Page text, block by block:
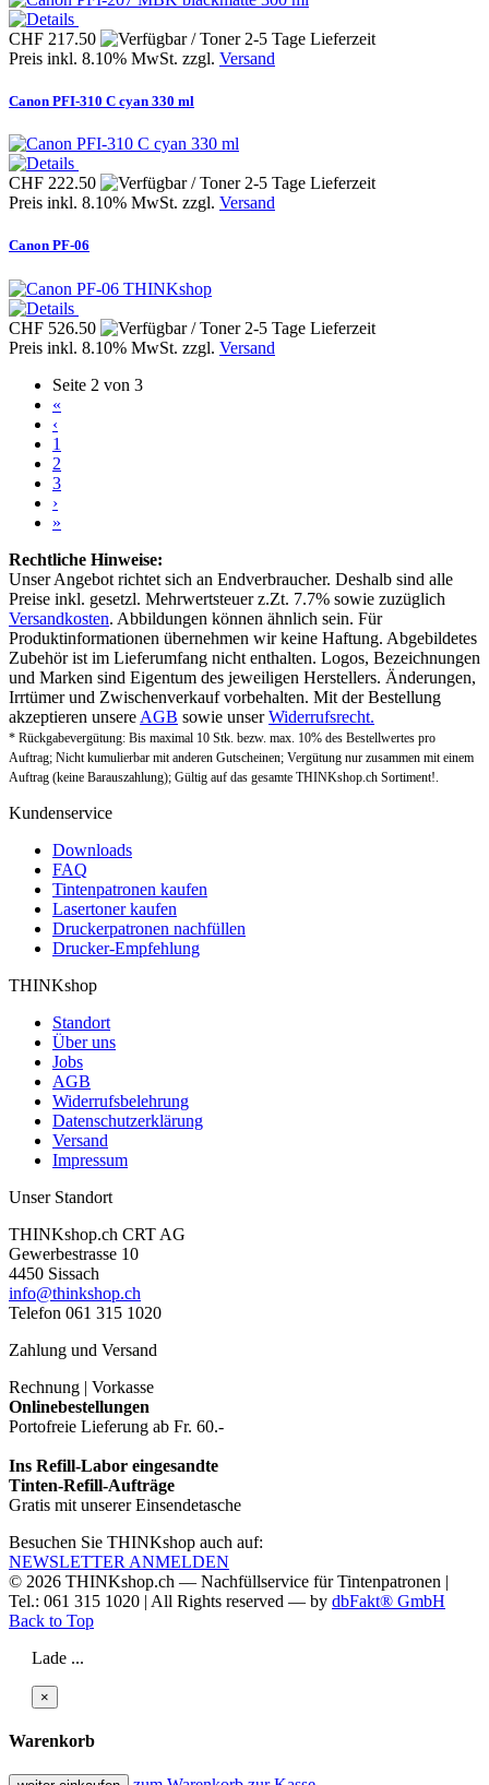
CHF 217.50
Preis inkl. 8.10% MwSt. zzgl. Versand
Canon PFI-310 C cyan 330 ml
CHF 222.50
Preis inkl. 8.10% MwSt. zzgl. Versand
Canon PF-06
THINKshop
CHF 526.50
Preis inkl. 8.10% MwSt. zzgl. Versand
Seite 2 von 3
«
‹
1
2
3
›
»
Rechtliche Hinweise:
Unser Angebot richtet sich an Endverbraucher. Deshalb sind alle
Preise inkl. gesetzl. Mehrwertsteuer z.Zt. 7.7% sowie zuzüglich
Versandkosten. Abbildungen können ähnlich sein. Für
Produktinformationen übernehmen wir keine Haftung. Abgebildetes
Zubehör ist im Lieferumfang nicht enthalten. Logos, Bezeichnungen
und Marken sind Eigentum des jeweiligen Herstellers. Änderungen,
Irrtümer und Zwischenverkauf vorbehalten. Mit der Bestellung
akzeptieren unsere AGB sowie unserWiderrufsrecht.
* Rückgabevergütung: Bis maximal 10 Stk. bezw. max. 10% des Bestellwertes pro
Auftrag; Nicht kumulierbar mit anderen Gutscheinen; Vergütung nur zusammen mit einem
Auftrag (keine Barauszahlung); Gültig auf das gesamte THINKshop.ch Sortiment!.
Kundenservice
Downloads
FAQ
Tintenpatronen kaufen
Lasertoner kaufen
Druckerpatronen nachfüllen
Drucker-Empfehlung
THINKshop
Standort
Über uns
Jobs
AGB
Widerrufsbelehrung
Datenschutzerklärung
Versand
Impressum
Unser Standort
THINKshop.ch CRT AG
Gewerbestrasse 10
4450 Sissach
info@thinkshop.ch
Telefon 061 315 1020
Zahlung und Versand
Rechnung | Vorkasse
Onlinebestellungen
Portofreie Lieferung ab Fr. 60.-
Ins Refill-Labor eingesandte
Tinten-Refill-Aufträge
Gratis mit unserer Einsendetasche
Besuchen Sie THINKshop auch auf:
NEWSLETTER ANMELDEN
© 2026 THINKshop.ch — Nachfüllservice fürTintenpatronen |
Tel.: 061 315 1020 | All Rights reserved — by dbFakt® GmbH
Back to Top
Lade ...
×
Warenkorb